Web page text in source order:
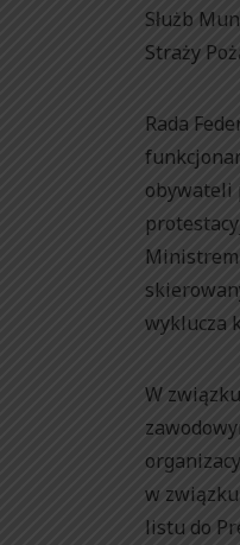
Służb
Straży
Rada
obywateli
wyklucza
W
w
listu do